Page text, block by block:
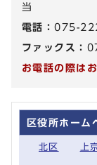
当
電話：075-
ファックス：
お電話の際は
区役所ホーム
北区 上